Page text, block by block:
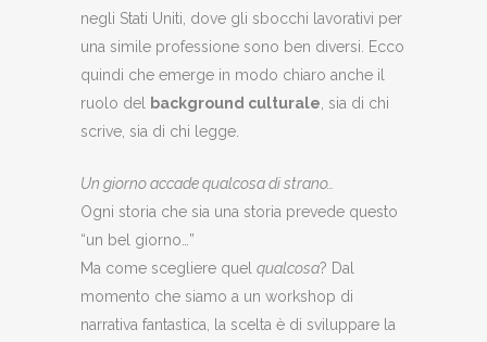
negli Stati Uniti, dove gli sbocchi lavorativi per
una simile professione sono ben diversi. Ecco
quindi che emerge in modo chiaro anche il
ruolo del
background culturale , sia di chi
scrive, sia di chi legge.
Un giorno accade qualcosa di strano…
Ogni storia che sia una storia prevede questo
“un bel giorno…”
Ma come scegliere quel qualcosa? Dal
momento che siamo a un workshop di
narrativa fantastica, la scelta è di sviluppare la